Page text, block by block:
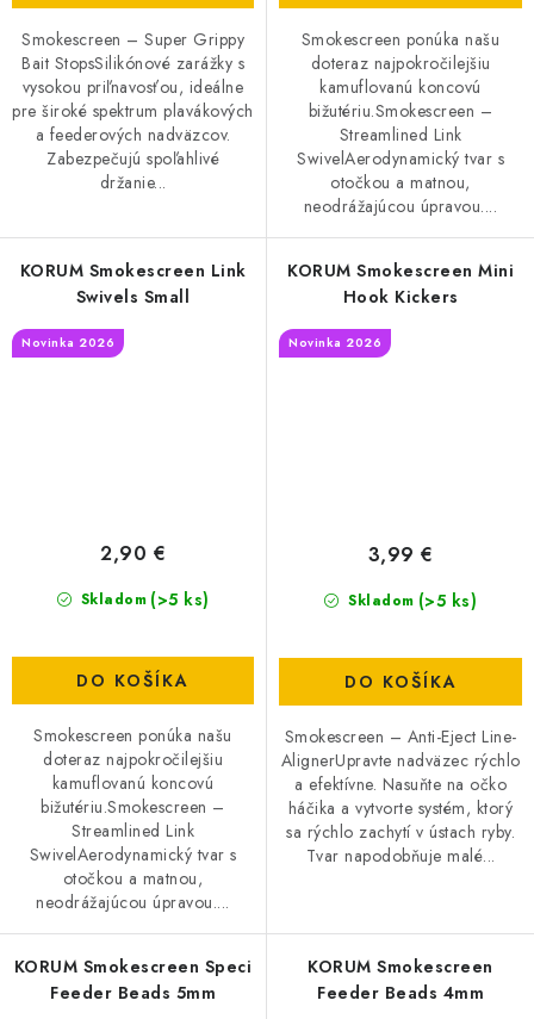
Smokescreen – Super Grippy
Bait StopsSilikónové zarážky s
vysokou priľnavosťou, ideálne
pre široké spektrum plavákových
a feederových nadväzcov.
Zabezpečujú spoľahlivé
držanie...
Smokescreen ponúka našu
doteraz najpokročilejšiu
kamuflovanú koncovú
bižutériu.Smokescreen –
Streamlined Link
SwivelAerodynamický tvar s
otočkou a matnou,
neodrážajúcou úpravou....
KORUM Smokescreen Link
Swivels Small
Novinka 2026
Skladom (>5 ks)
2,90 €
DO KOŠÍKA
Smokescreen ponúka našu
doteraz najpokročilejšiu
kamuflovanú koncovú
bižutériu.Smokescreen –
Streamlined Link
SwivelAerodynamický tvar s
otočkou a matnou,
neodrážajúcou úpravou....
KORUM Smokescreen Mini
Hook Kickers
Novinka 2026
Skladom (>5 ks)
3,99 €
DO KOŠÍKA
Smokescreen – Anti-Eject Line-
AlignerUpravte nadväzec rýchlo
a efektívne. Nasuňte na očko
háčika a vytvorte systém, ktorý
sa rýchlo zachytí v ústach ryby.
Tvar napodobňuje malé...
KORUM Smokescreen Speci
Feeder Beads 5mm
KORUM Smokescreen
Feeder Beads 4mm